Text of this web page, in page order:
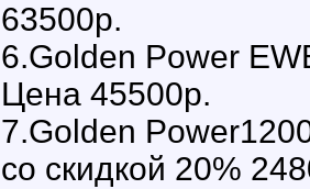
63500р.
6.Golden Power
Цена 45500р.
7.Golden
со скидкой 20%